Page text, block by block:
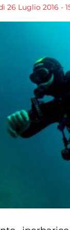
26 Luglio 2016 -